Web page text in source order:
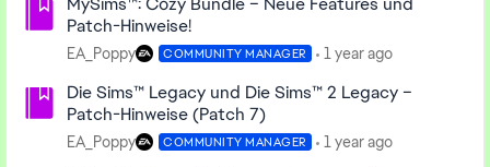
Patch-Hinweise!
EA_Poppy COMMUNITY MANAGER 1 year ago
Die Sims™ Legacy und Die Sims™ 2 Legacy –
Patch-Hinweise (Patch 7)
EA_Poppy COMMUNITY MANAGER 1 year ago